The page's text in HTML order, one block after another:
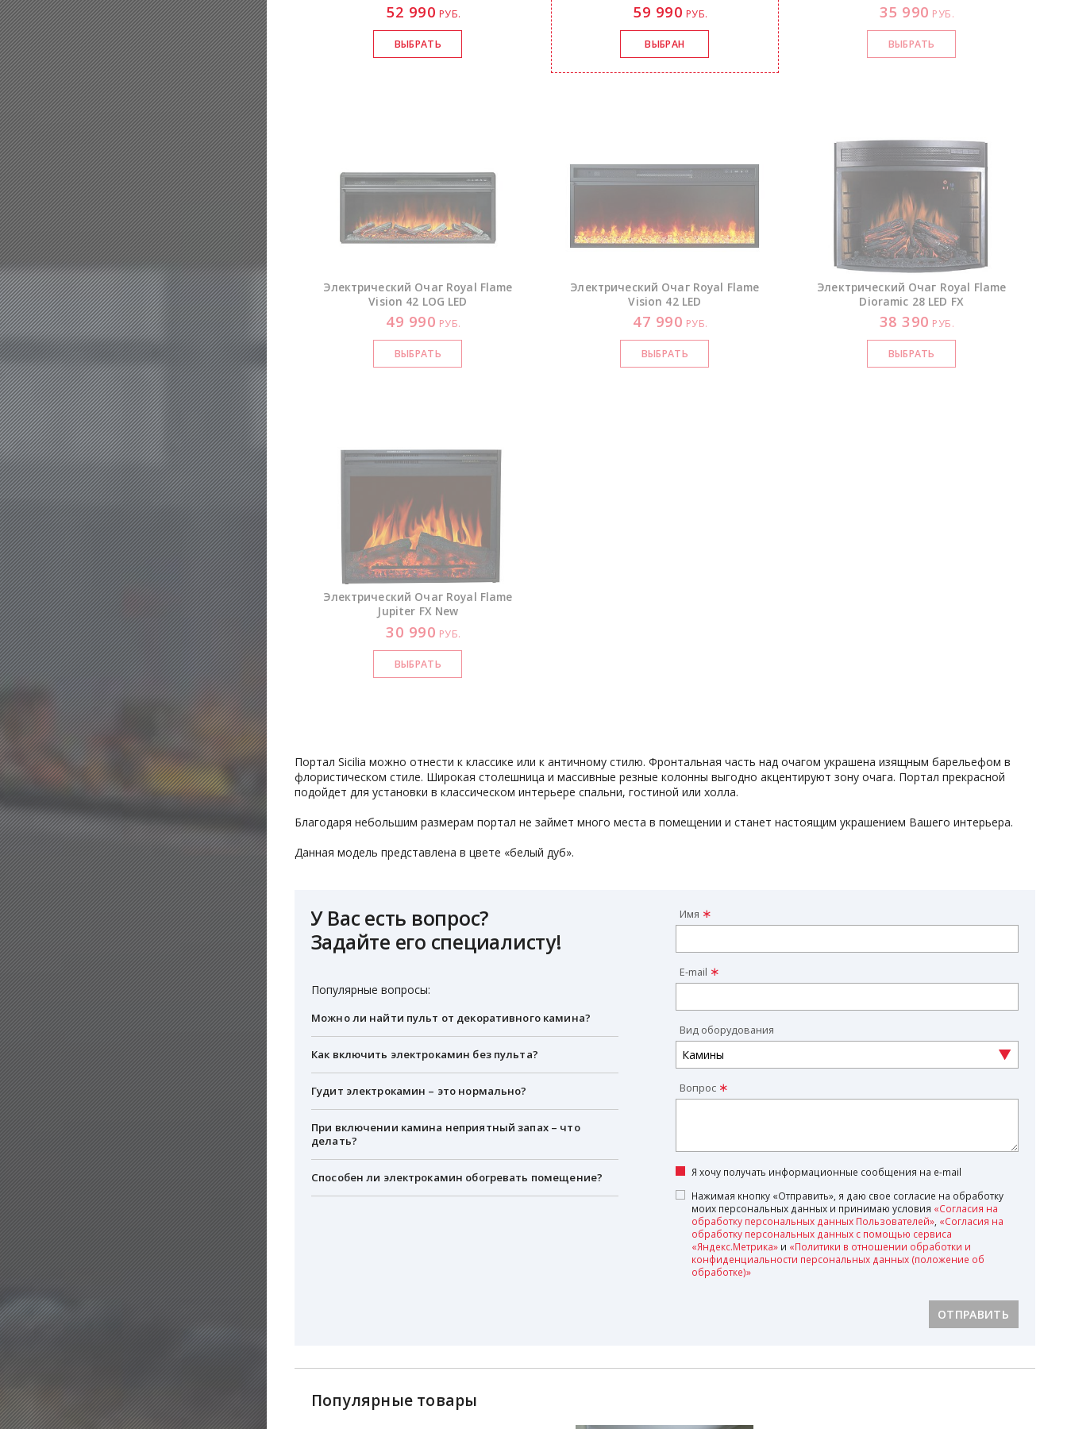
52 990 РУБ. 59 990 РУБ. 35 990 РУБ.
Электрический Очаг Royal Flame
Vision 42 LOG LED
49 990 РУБ.
Электрический Очаг Royal Flame
Vision 42 LED
47 990 РУБ.
Электрический Очаг Royal Flame
Dioramic 28 LED FX
38 390 РУБ.
Электрический Очаг Royal Flame
Jupiter FX New
30 990 РУБ.
Портал Sicilia можно отнести к классике или к античному стилю. Фронтальная часть над очагом украшена изящным барельефом в
флористическом стиле. Широкая столешница и массивные резные колонны выгодно акцентируют зону очага. Портал прекрасной
подойдет для установки в классическом интерьере спальни, гостиной или холла.
Благодаря небольшим размерам портал не займет много места в помещении и станет настоящим украшением Вашего интерьера.
Данная модель представлена в цвете «белый дуб».
У Вас есть вопрос?
Задайте его специалисту!
Популярные вопросы:
Можно ли найти пульт от декоративного камина?
Как включить электрокамин без пульта?
Гудит электрокамин – это нормально?
При включении камина неприятный запах – что
делать?
Способен ли электрокамин обогревать помещение?
Имя
E-mail
Вид оборудования
Вопрос
Я хочу получать информационные сообщения на e-mail
Нажимая кнопку «Отправить», я даю свое согласие на обработку
моих персональных данных и принимаю условия «Согласия на
обработку персональных данных Пользователей» «Согласия на
обработку персональных данных с помощью сервиса
«Яндекс.Метрика» и «Политики в отношении обработки и
конфиденциальности персональных данных (положение об
обработке)»
ОТПРАВИТЬ
Популярные товары